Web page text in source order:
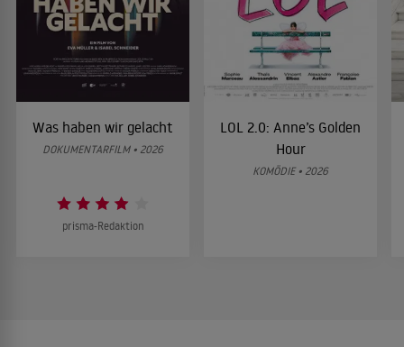
Was haben wir gelacht
DOKUMENTARFILM • 2026
prisma-Redaktion
LOL 2.0: Anne’s Golden
Hour
KOMÖDIE • 2026